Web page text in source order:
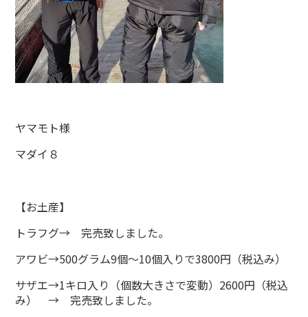
ヤマモト様
マダイ８
【お土産】
トラフグ→ 完売致しました。
アワビ→500グラム9個～10個入りで3800円（税込み）
サザエ→1キロ入り（個数大きさで変動）2600円（税込
み） → 完売致しました。